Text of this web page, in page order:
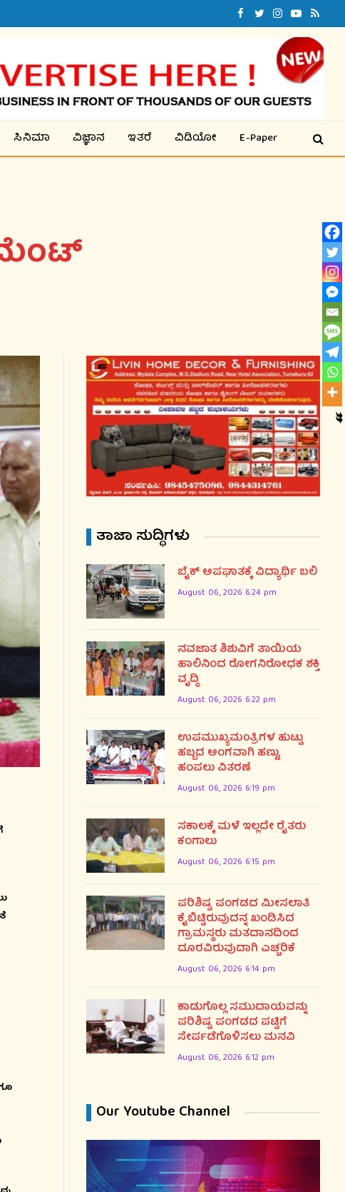
Facebook
TwitterInstagram
YouTube
RSS
ಸಿನಿಮಾ ವಿಜ್ಞಾನ ಇತರೆ ವಿಡಿಯೋ E-Paper
ತಾಜಾ ಸುದ್ಧಿಗಳು
ಬೈಕ್ ಅಪಘಾತಕ್ಕೆ ವಿದ್ಯಾರ್ಥಿ ಬಲಿ
August 06, 2026 6:24 pm
ನವಜಾತ ಶಿಶುವಿಗೆ ತಾಯಿಯ
ಹಾಲಿನಿಂದ ರೋಗನಿರೋಧಕ ಶಕ್ತಿ
ವೃದ್ಧಿ
August 06, 2026 6:22 pm
ಉಪಮುಖ್ಯಮ0ತ್ರಿಗಳ ಹುಟ್ಟು
ಹಬ್ಬದ ಅಂಗವಾಗಿ ಹಣ್ಣು,
ಹಂಪಲು ವಿತರಣೆ
August 06, 2026 6:19 pm
ಸಕಾಲಕ್ಕೆ ಮಳೆ ಇಲ್ಲದೇ ರೈತರು
ಕಂಗಾಲು
August 06, 2026 6:15 pm
ಪರಿಶಿಷ್ಟ ಪಂಗಡದ ಮೀಸಲಾತಿ
ಕೈಬಿಟ್ಟಿರುವುದನ್ನ ಖಂಡಿಸಿದ
ಗ್ರಾಮಸ್ಥರು ಮತದಾನದಿಂದ
ದೂರವಿರುವುದಾಗಿ ಎಚ್ಚರಿಕೆ
August 06, 2026 6:14 pm
ಕಾಡುಗೊಲ್ಲ ಸಮುದಾಯವನ್ನು
ಪರಿಶಿಷ್ಟ ಪಂಗಡದ ಪಟ್ಟಿಗೆ
ಸೇರ್ಪಡೆಗೊಳಿಸಲು ಮನವಿ
August 06, 2026 6:12 pm
Our Youtube Channel